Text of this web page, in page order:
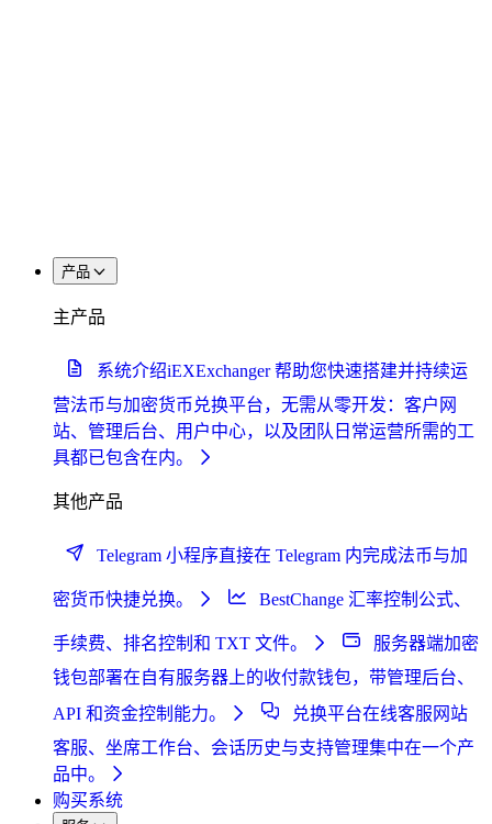
产品
主产品
系统介绍iEXExchanger 帮助您快速搭建并持续运
营法币与加密货币兑换平台，无需从零开发：客户网
站、管理后台、用户中心，以及团队日常运营所需的工
具都已包含在内。
其他产品
Telegram 小程序直接在 Telegram 内完成法币与加
密货币快捷兑换。 BestChange 汇率控制 公式、
手续费、排名控制和 TXT 文件。
服务器端加密
钱包部署在自有服务器上的收付款钱包，带管理后台、
API 和资金控制能力。
兑换平台在线客服 网站
客服、坐席工作台、会话历史与支持管理集中在一个产
品中。
购买系统